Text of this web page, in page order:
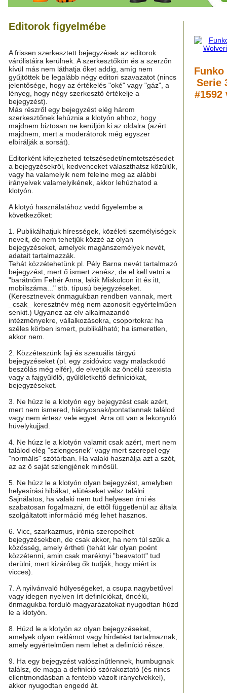
Editorok figyelmébe
A frissen szerkesztett bejegyzések az editorok
várólistáira kerülnek. A szerkesztőkön és a szerzőn
kívül más nem láthatja őket addig, amíg nem
gyűjtöttek be legalább négy editori szavazatot (nincs
jelentősége, hogy az értékelés "oké" vagy "gáz", a
lényeg, hogy négy szerkesztő értékelje a
bejegyzést).
Más részről egy bejegyzést elég három
szerkesztőnek lehúznia a klotyón ahhoz, hogy
majdnem biztosan ne kerüljön ki az oldalra (azért
majdnem, mert a moderátorok még egyszer
elbírálják a sorsát).
Editorként kifejezheted tetszésedet/nemtetszésedet
a bejegyzésekről, kedvenceket választhatsz közülük,
vagy ha valamelyik nem felelne meg az alábbi
irányelvek valamelyikének, akkor lehúzhatod a
klotyón.
A klotyó használatához vedd figyelembe a
következőket:
1. Publikálhatjuk hírességek, közéleti személyiségek
neveit, de nem tehetjük közzé az olyan
bejegyzéseket, amelyek magánszemélyek nevét,
adatait tartalmazzák.
Tehát közzétehetünk pl. Pély Barna nevét tartalmazó
bejegyzést, mert ő ismert zenész, de el kell vetni a
"barátnőm Fehér Anna, lakik Miskolcon itt és itt,
mobilszáma..." stb. típusú bejegyzéseket.
(Keresztnevek önmagukban rendben vannak, mert
_csak_ keresztnév még nem azonosít egyértelműen
senkit.) Ugyanez az elv alkalmazandó
intézményekre, vállalkozásokra, csoportokra: ha
széles körben ismert, publikálható; ha ismeretlen,
akkor nem.
2. Közzéteszünk faji és szexuális tárgyú
bejegyzéseket (pl. egy zsidóvicc vagy malackodó
beszólás még elfér), de elvetjük az öncélú szexista
vagy a fajgyűlölő, gyűlöletkeltő definíciókat,
bejegyzéseket.
3. Ne húzz le a klotyón egy bejegyzést csak azért,
mert nem ismered, hiányosnak/pontatlannak találod
vagy nem értesz vele egyet. Arra ott van a lekonyuló
hüvelykujjad.
4. Ne húzz le a klotyón valamit csak azért, mert nem
találod elég "szlengesnek" vagy mert szerepel egy
"normális" szótárban. Ha valaki használja azt a szót,
az az ő saját szlengjének minősül.
5. Ne húzz le a klotyón olyan bejegyzést, amelyben
helyesírási hibákat, elütéseket vélsz találni.
Sajnálatos, ha valaki nem tud helyesen írni és
szabatosan fogalmazni, de ettől függetlenül az általa
szolgáltatott információ még lehet hasznos.
6. Vicc, szarkazmus, irónia szerepelhet
bejegyzésekben, de csak akkor, ha nem túl szűk a
közösség, amely értheti (tehát kár olyan poént
közzétenni, amin csak maréknyi "beavatott" tud
derülni, mert kizárólag ők tudják, hogy miért is
vicces).
7. A nyilvánvaló hülyeségeket, a csupa nagybetűvel
vagy idegen nyelven írt definíciókat, öncélú,
önmagukba forduló magyarázatokat nyugodtan húzd
le a klotyón.
8. Húzd le a klotyón az olyan bejegyzéseket,
amelyek olyan reklámot vagy hirdetést tartalmaznak,
amely egyértelműen nem lehet a definíció része.
9. Ha egy bejegyzést valószínűtlennek, humbugnak
találsz, de maga a definíció szórakoztató (és nincs
ellentmondásban a fentebb vázolt irányelvekkel),
akkor nyugodtan engedd át.
Funko
Serie